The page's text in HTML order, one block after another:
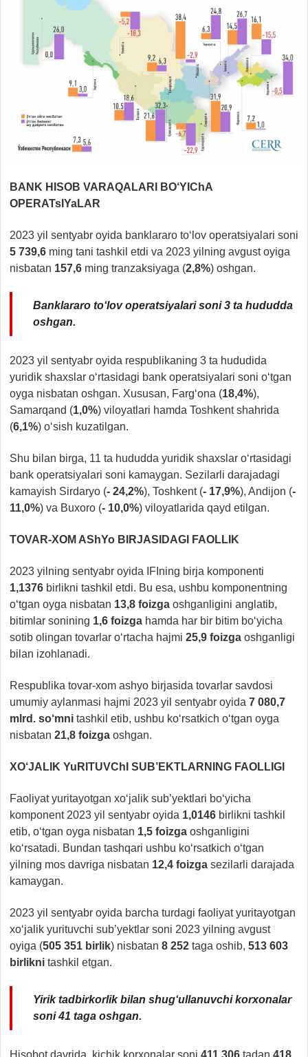
BANK HISOB VARAQALARI BO‘YIChA
OPERATsIYaLAR
2023 yil sentyabr oyida banklararo to‘lov operatsiyalari soni
5 739,6 ming tani tashkil etdi va 2023 yilning avgust oyiga
nisbatan 157,6 ming tranzaksiyaga (2,8%) oshgan.
Banklararo to‘lov operatsiyalari soni 3 ta hududda
oshgan.
2023 yil sentyabr oyida respublikaning 3 ta hududida
yuridik shaxslar o‘rtasidagi bank operatsiyalari soni o‘tgan
oyga nisbatan oshgan. Xususan, Farg‘ona (18,4%),
Samarqand (1,0%) viloyatlari hamda Toshkent shahrida
(6,1%) o‘sish kuzatilgan.
Shu bilan birga, 11 ta hududda yuridik shaxslar o‘rtasidagi
bank operatsiyalari soni kamaygan. Sezilarli darajadagi
kamayish Sirdaryo (- 24,2%), Toshkent (- 17,9%), Andijon (-
11,0%) va Buxoro (- 10,0%) viloyatlarida qayd etilgan.
TOVAR-XOM AShYo BIRJASIDAGI FAOLLIK
2023 yilning sentyabr oyida IFIning birja komponenti
1,1376 birlikni tashkil etdi. Bu esa, ushbu komponentning
o‘tgan oyga nisbatan 13,8 foizga oshganligini anglatib,
bitimlar sonining 1,6 foizga hamda har bir bitim bo‘yicha
sotib olingan tovarlar o‘rtacha hajmi 25,9 foizga oshganligi
bilan izohlanadi.
Respublika tovar-xom ashyo birjasida tovarlar savdosi
umumiy aylanmasi hajmi 2023 yil sentyabr oyida 7 080,7
mlrd. so‘mni tashkil etib, ushbu ko‘rsatkich o‘tgan oyga
nisbatan 21,8 foizga oshgan.
XO‘JALIK YuRITUVChI SUB’EKTLARNING FAOLLIGI
Faoliyat yuritayotgan xo‘jalik sub’yektlari bo‘yicha
komponent 2023 yil sentyabr oyida 1,0146 birlikni tashkil
etib, o‘tgan oyga nisbatan 1,5 foizga oshganligini
ko‘rsatadi. Bundan tashqari ushbu ko‘rsatkich o‘tgan
yilning mos davriga nisbatan 12,4 foizga sezilarli darajada
kamaygan.
2023 yil sentyabr oyida barcha turdagi faoliyat yuritayotgan
xo‘jalik yurituvchi sub’yektlar soni 2023 yilning avgust
oyiga (505 351 birlik) nisbatan 8 252 taga oshib, 513 603
birlikni tashkil etgan.
Yirik tadbirkorlik bilan shug‘ullanuvchi korxonalar
soni 41 taga oshgan.
Hisobot davrida, kichik korxonalar soni 411 306 tadan 418